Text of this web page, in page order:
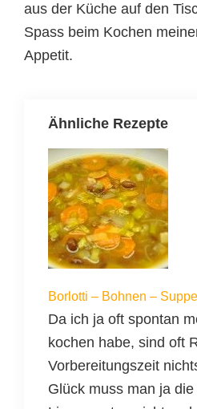
aus der Küche auf den
Spass beim Kochen
Appetit.
Ähnliche Rezepte
Borlotti – Bohnen – Suppe
Da ich ja oft spontan
kochen habe, sind oft
Vorbereitungszeit
Glück muss man ja